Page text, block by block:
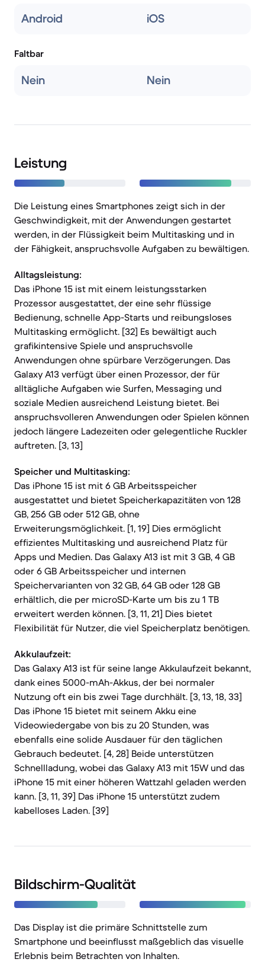
Android iOS
Faltbar
Nein Nein
Leistung
Die Leistung eines Smartphones zeigt sich in der
Geschwindigkeit, mit der Anwendungen gestartet
werden, in der Flüssigkeit beim Multitasking und in
der Fähigkeit, anspruchsvolle Aufgaben zu bewältigen.
Alltagsleistung:
Das iPhone 15 ist mit einem leistungsstarken
Prozessor ausgestattet, der eine sehr flüssige
Bedienung, schnelle App-Starts und reibungsloses
Multitasking ermöglicht. [32] Es bewältigt auch
grafikintensive Spiele und anspruchsvolle
Anwendungen ohne spürbare Verzögerungen. Das
Galaxy A13 verfügt über einen Prozessor, der für
alltägliche Aufgaben wie Surfen, Messaging und
soziale Medien ausreichend Leistung bietet. Bei
anspruchsvolleren Anwendungen oder Spielen können
jedoch längere Ladezeiten oder gelegentliche Ruckler
auftreten. [3, 13]
Speicher und Multitasking:
Das iPhone 15 ist mit 6 GB Arbeitsspeicher
ausgestattet und bietet Speicherkapazitäten von 128
GB, 256 GB oder 512 GB, ohne
Erweiterungsmöglichkeit. [1, 19] Dies ermöglicht
effizientes Multitasking und ausreichend Platz für
Apps und Medien. Das Galaxy A13 ist mit 3 GB, 4 GB
oder 6 GB Arbeitsspeicher und internen
Speichervarianten von 32 GB, 64 GB oder 128 GB
erhältlich, die per microSD-Karte um bis zu 1 TB
erweitert werden können. [3, 11, 21] Dies bietet
Flexibilität für Nutzer, die viel Speicherplatz benötigen.
Akkulaufzeit:
Das Galaxy A13 ist für seine lange Akkulaufzeit bekannt,
dank eines 5000-mAh-Akkus, der bei normaler
Nutzung oft ein bis zwei Tage durchhält. [3, 13, 18, 33]
Das iPhone 15 bietet mit seinem Akku eine
Videowiedergabe von bis zu 20 Stunden, was
ebenfalls eine solide Ausdauer für den täglichen
Gebrauch bedeutet. [4, 28] Beide unterstützen
Schnellladung, wobei das Galaxy A13 mit 15W und das
iPhone 15 mit einer höheren Wattzahl geladen werden
kann. [3, 11, 39] Das iPhone 15 unterstützt zudem
kabelloses Laden. [39]
Bildschirm-Qualität
Das Display ist die primäre Schnittstelle zum
Smartphone und beeinflusst maßgeblich das visuelle
Erlebnis beim Betrachten von Inhalten.